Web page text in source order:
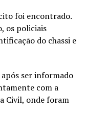
foi encontrado.
os policiais
do chassi e
ser informado
com a
Civil, onde foram